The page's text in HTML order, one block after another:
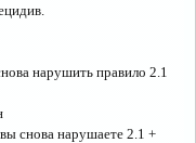
нарушить правило 2.1
снова нарушаете 2.1 +